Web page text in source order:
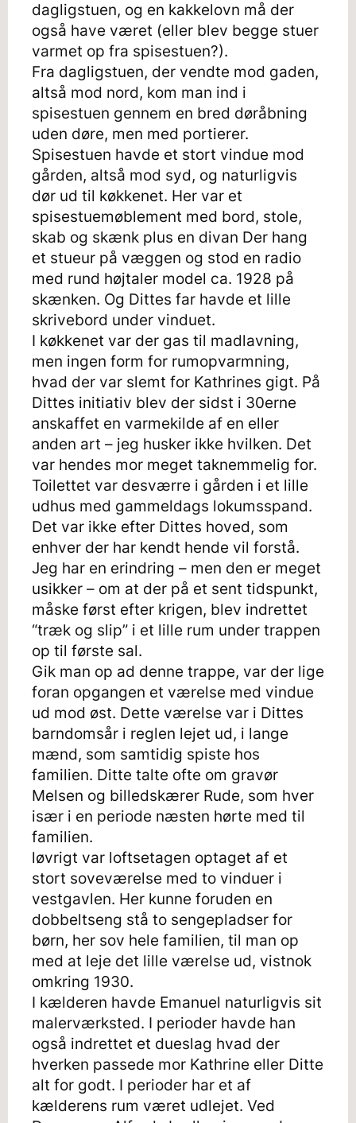
dagligstuen, og en kakkelovn må der
også have været (eller blev begge stuer
varmet op fra spisestuen?).
Fra dagligstuen, der vendte mod gaden,
altså mod nord, kom man ind i
spisestuen gennem en bred døråbning
uden døre, men med portierer.
Spisestuen havde et stort vindue mod
gården, altså mod syd, og naturligvis
dør ud til køkkenet. Her var et
spisestuemøblement med bord, stole,
skab og skænk plus en divan Der hang
et stueur på væggen og stod en radio
med rund højtaler model ca. 1928 på
skænken. Og Dittes far havde et lille
skrivebord under vinduet.
I køkkenet var der gas til madlavning,
men ingen form for rumopvarmning,
hvad der var slemt for Kathrines gigt. På
Dittes initiativ blev der sidst i 30erne
anskaffet en varmekilde af en eller
anden art – jeg husker ikke hvilken. Det
var hendes mor meget taknemmelig for.
Toilettet var desværre i gården i et lille
udhus med gammeldags lokumsspand.
Det var ikke efter Dittes hoved, som
enhver der har kendt hende vil forstå.
Jeg har en erindring – men den er meget
usikker – om at der på et sent tidspunkt,
måske først efter krigen, blev indrettet
“træk og slip” i et lille rum under trappen
op til første sal.
Gik man op ad denne trappe, var der lige
foran opgangen et værelse med vindue
ud mod øst. Dette værelse var i Dittes
barndomsår i reglen lejet ud, i lange
mænd, som samtidig spiste hos
familien. Ditte talte ofte om gravør
Melsen og billedskærer Rude, som hver
især i en periode næsten hørte med til
familien.
løvrigt var loftsetagen optaget af et
stort soveværelse med to vinduer i
vestgavlen. Her kunne foruden en
dobbeltseng stå to sengepladser for
børn, her sov hele familien, til man op
med at leje det lille værelse ud, vistnok
omkring 1930.
I kælderen havde Emanuel naturligvis sit
malerværksted. I perioder havde han
også indrettet et dueslag hvad der
hverken passede mor Kathrine eller Ditte
alt for godt. I perioder har et af
kælderens rum været udlejet. Ved